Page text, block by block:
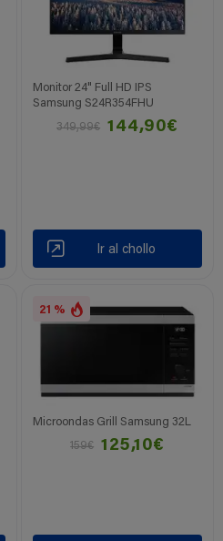
Monitor 24" Full HD IPS
Samsung S24R354FHU
349,99€
144,90€
Ir al chollo
21 %
Microondas Grill Samsung 32L
159€
125,10€